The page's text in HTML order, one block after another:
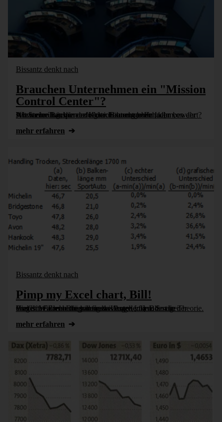
Bissantz denkt nach
Brauchen Unternehmen ein "Mission
Control Center"?
Noch eine Bank in der Krise. Brauchen wir mehr von der Art Steuerung, die auch Astronauten vor Schaden bewahrt? Wie mehr Transparenz in der Führung helfen kann, schwarzen Löchern erfolgreich zu entgehen [...]
mehr erfahren
Bissantz denkt nach
Pimp my Excel chart, Bill!
Grafische Elemente sollen das Auge lenken. So die Theorie. Viel öfter aber betrügen sie das Auge, zumindest in der Praxis. Wie man die häufigste Ursache für Blamagen umgeht: Excels Diagrammassistenten [...]
mehr erfahren